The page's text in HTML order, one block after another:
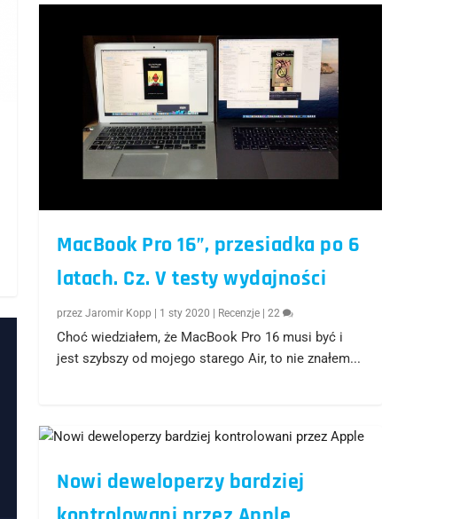
MacBook Pro 16”, przesiadka po 6
latach. Cz. V testy wydajności
przezJaromir Kopp | 1 sty 2020 | Recenzje |22
Choć wiedziałem, że MacBook Pro 16 musi być i
jest szybszy od mojego starego Air, to nie znałem...
Nowi deweloperzy bardziej